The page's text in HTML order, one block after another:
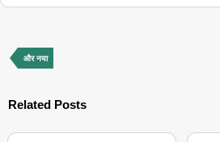
और नया
Related Posts